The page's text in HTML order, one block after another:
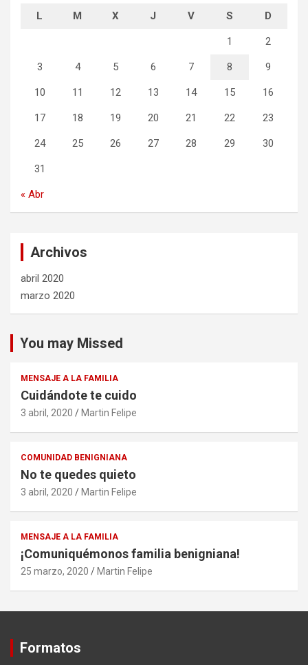
L M X J V S D
1 2
3 4 5 6 7 8 9
10 11 12 13 14 15 16
17 18 19 20 21 22 23
24 25 26 27 28 29 30
31
« Abr
Archivos
abril 2020
marzo 2020
You may Missed
MENSAJE A LA FAMILIA
Cuidándote te cuido
3 abril, 2020 Martin Felipe
COMUNIDAD BENIGNIANA
No te quedes quieto
3 abril, 2020 Martin Felipe
MENSAJE A LA FAMILIA
¡Comuniquémonos familia benigniana!
25 marzo, 2020 Martin Felipe
Formatos